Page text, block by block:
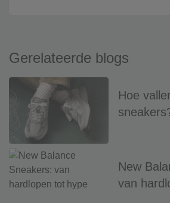
Gerelateerde blogs
Hoe
New
van